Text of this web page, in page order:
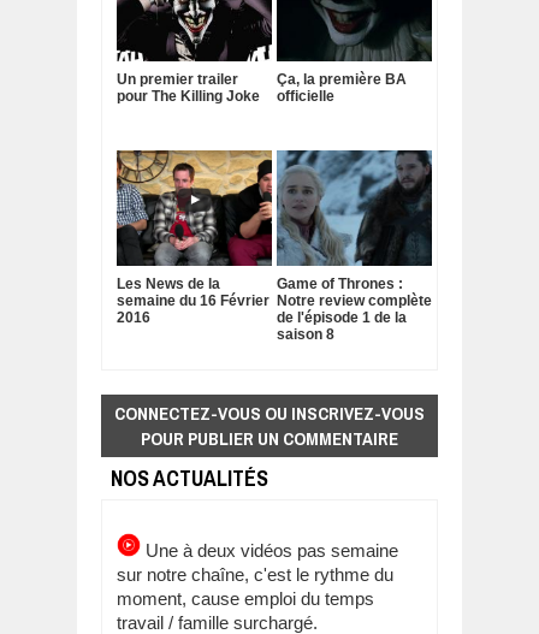
Un premier trailer
pour The Killing Joke
Ça, la première BA
officielle
Les News de la
semaine du 16 Février
2016
Game of Thrones :
Notre review complète
de l'épisode 1 de la
saison 8
CONNECTEZ-VOUS OU INSCRIVEZ-VOUS
POUR PUBLIER UN COMMENTAIRE
NOS ACTUALITÉS
Une à deux vidéos pas semaine
sur notre chaîne, c'est le rythme du
moment, cause emploi du temps
travail / famille surchargé.